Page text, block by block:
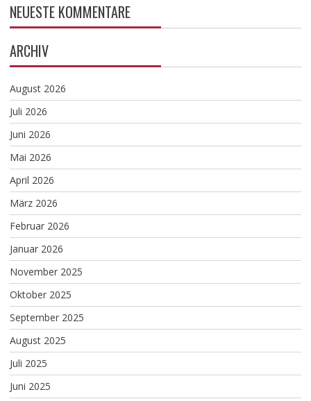
NEUESTE KOMMENTARE
ARCHIV
August 2026
Juli 2026
Juni 2026
Mai 2026
April 2026
März 2026
Februar 2026
Januar 2026
November 2025
Oktober 2025
September 2025
August 2025
Juli 2025
Juni 2025